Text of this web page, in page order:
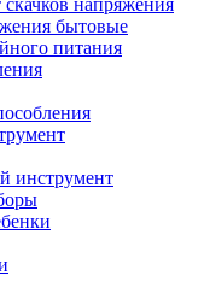
напряжения
бытовые
питания
инструмент